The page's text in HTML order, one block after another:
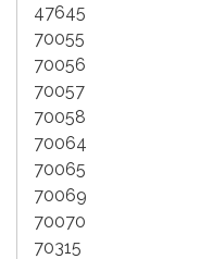
47645
70055
70056
70057
70058
70064
70065
70069
70070
70315